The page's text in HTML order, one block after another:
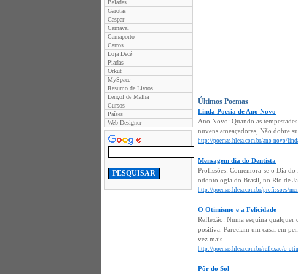
Baladas
Garotas
Gaspar
Carnaval
Carnaporto
Carros
Loja Decé
Piadas
Orkut
MySpace
Resumo de Livros
Lençol de Malha
Cursos
Países
Web Designer
Últimos Poemas
Linda Poesia de Ano Novo
Ano Novo: Quando as
nuvens ameaçadoras, Não dobre
http://poemas.hlera.com.br/ano-novo/
Mensagem dia do Dentista
Profissões: Comemora-se o Dia
odontologia do Brasil, no Rio de
http://poemas.hlera.com.br/profissoes/
O Otimismo e a Felicidade
Reflexão: Numa esquina qualquer
positiva. Pareciam um casal em
vez mais...
http://poemas.hlera.com.br/reflexao/o-
Pôr do Sol